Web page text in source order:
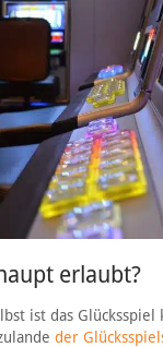
erlaubt?
ist das Glücksspiel
der